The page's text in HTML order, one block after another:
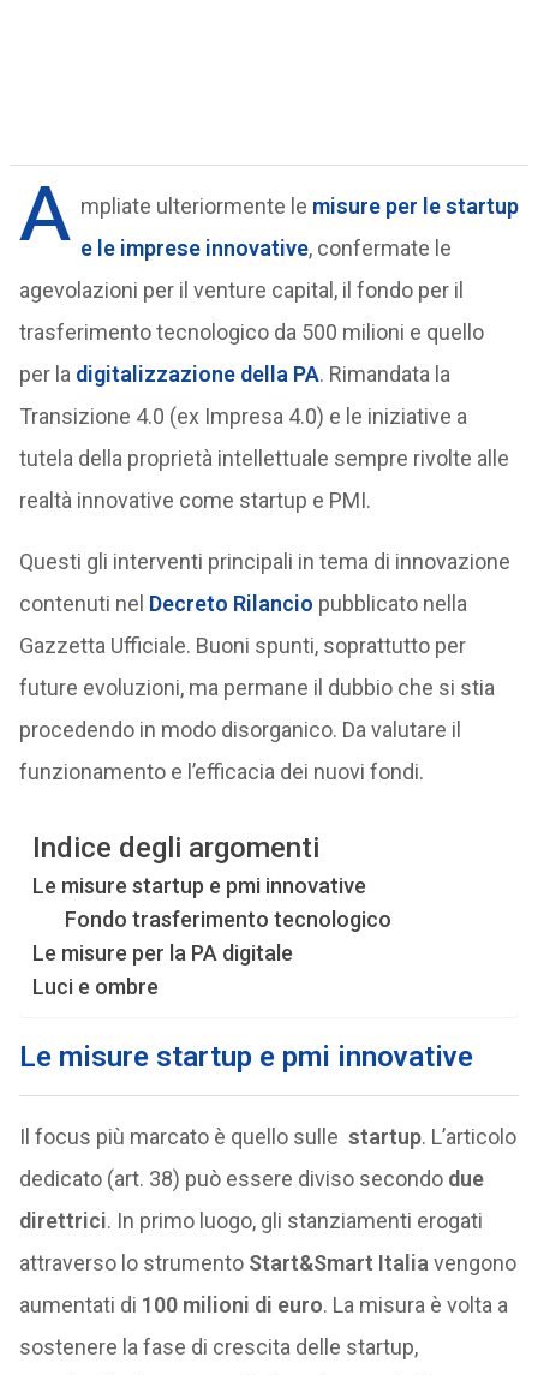
A mpliate ulteriormente le misure per le startup
e le imprese innovative, confermate le
agevolazioni per il venture capital, il fondo per il
trasferimento tecnologico da 500 milioni e quello
per la digitalizzazione della PA. Rimandata la
Transizione 4.0 (ex Impresa 4.0) e le iniziative a
tutela della proprietà intellettuale sempre rivolte alle
realtà innovative come startup e PMI.
Questi gli interventi principali in tema di innovazione
contenuti nel Decreto Rilancio pubblicato nella
Gazzetta Ufficiale. Buoni spunti, soprattutto per
future evoluzioni, ma permane il dubbio che si stia
procedendo in modo disorganico. Da valutare il
funzionamento e l’efficacia dei nuovi fondi.
Indice degli argomenti
Le misure startup e pmi innovative
Fondo trasferimento tecnologico
Le misure per la PA digitale
Luci e ombre
Le misure startup e pmi innovative
Il focus più marcato è quello sulle startup. L’articolo
dedicato (art. 38) può essere diviso secondo due
direttrici. In primo luogo, gli stanziamenti erogati
attraverso lo strumento Start&Smart Italia vengono
aumentati di 100 milioni di euro. La misura è volta a
sostenere la fase di crescita delle startup,